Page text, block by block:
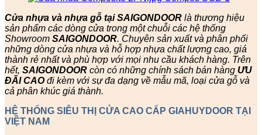
Cửa nhựa và nhựa gỗ tại SAIGONDOOR là thương hiệu
sản phẩm các dòng cửa trong một chuỗi các hệ thống
Showroom SAIGONDOOR. Chuyên sản xuất và phân phối
những dòng cửa nhựa và hỗ hợp nhựa chất lượng cao, giá
thành rẻ nhất và phù hợp với mọi nhu cầu khách hàng. Trên
hết, SAIGONDOOR còn có những chính sách bán hàng ƯU
ĐÃI CAOđi kèm với sự đa dạng về mẫu mã, loại cửa gỗ và
cả phân khúc giá thành.
HỆ THỐNG SIÊU THỊ CỬA CAO CẤP GIAHUYDOOR TẠI
VIỆT NAM